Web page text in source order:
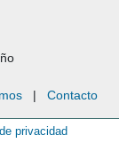
| Contacto
privacidad